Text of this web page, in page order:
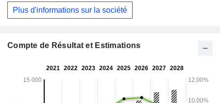
les matières premières. Les services de la société
comprennent l'installation de câbles, la jonction de câbles,
conception de systèmes d'installation, entre autres. Ses
Metals, Cables and Plastic Industry et Saudi Modern
Plus d'informations sur la société
Compte de Résultat et Estimations